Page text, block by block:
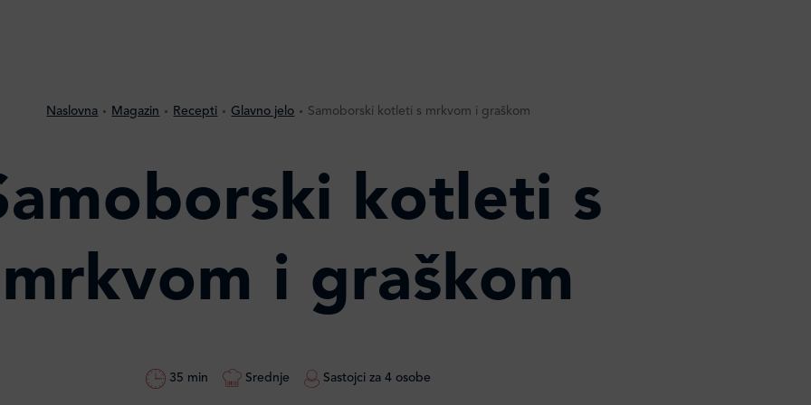
Naslovna Magazin Recepti Glavno jelo Samoborski kotleti s mrkvom i graškom
kotleti s
mrkvom i graškom
35 min Srednje Sastojci za 4 osobe